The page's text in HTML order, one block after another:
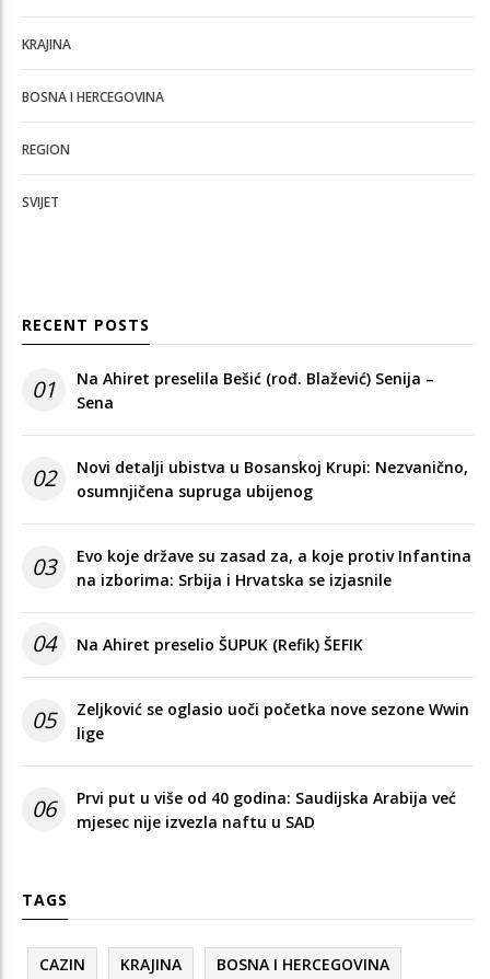
KRAJINA
BOSNA I HERCEGOVINA
REGION
SVIJET
RECENT POSTS
01
Na Ahiret preselila Bešić (rođ. Blažević) Senija –
Sena
02
Novi detalji ubistva u Bosanskoj Krupi: Nezvanično,
osumnjičena supruga ubijenog
03
Evo koje države su zasad za, a koje protiv Infantina
na izborima: Srbija i Hrvatska se izjasnile
04 Na Ahiret preselio ŠUPUK (Refik) ŠEFIK
05
Zeljković se oglasio uoči početka nove sezone Wwin
lige
06
Prvi put u više od 40 godina: Saudijska Arabija već
mjesec nije izvezla naftu u SAD
TAGS
CAZIN KRAJINA BOSNA I HERCEGOVINA